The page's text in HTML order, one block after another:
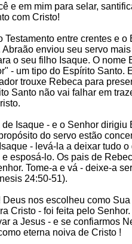
e em mim para selar,
com Cristo!
entre crentes e o
enviou seu servo
o seu filho Isaque. O nome
- um tipo do Espírito Santo.
trouxe Rebeca para
Santo não vai falhar em
Isaque - e o Senhor dirigiu
do servo estão
- levá-la a deixar tudo o
esposá-lo. Os pais de
Tome-a e vá - deixe-a
24:50-51).
nos escolheu como
Cristo - foi feita pelo
a Jesus - e se confiarmos
eterna noiva de Cristo !